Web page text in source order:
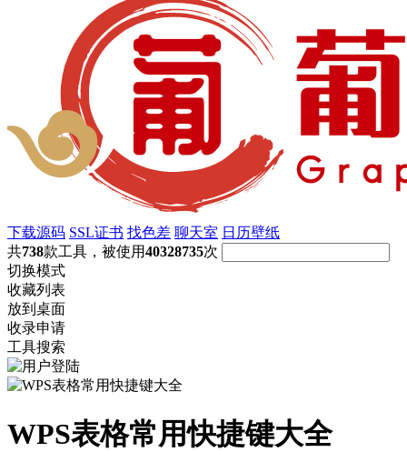
下载源码 SSL证书 找色差 聊天室 日历壁纸
共738款工具，被使用40328735次
切换模式
收藏列表
放到桌面
收录申请
工具搜索
WPS表格常用快捷键大全